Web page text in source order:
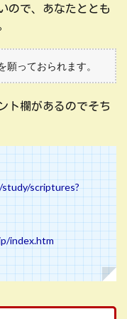
ので、あなたととも
っておられます。
ト欄があるのでそち
scriptures?
index.htm